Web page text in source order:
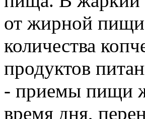
от жирной
количества
продуктов
- приемы пищи
время дня,